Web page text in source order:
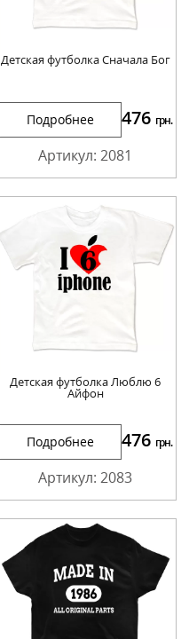
Детская футболка Сначала Бог
Подробнее 476 грн.
Артикул: 2081
Детская футболка Люблю 6
Айфон
Подробнее 476 грн.
Артикул: 2083